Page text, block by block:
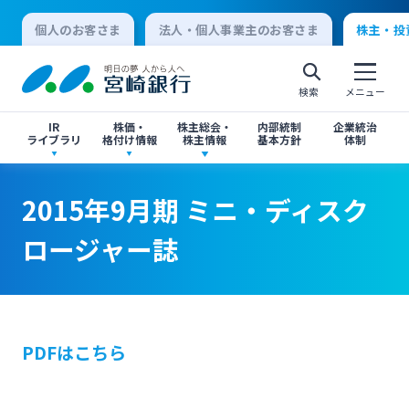
個人のお客さま 法人・個人事業主のお客さま 株主・
検索 メニュー
IR
ライブラリ
株価・
格付け情報
株主総会・
株主情報
内部統制
基本方針
企業統治
体制
決算短信
有価証券報告書・四半期報告書
株価情報
格付け情報
株主総会のご案内
中間配当のご案内
2015年9月期 ミニ・ディスクロージャー誌
2015年9月期 ミニ・ディスクロージャー誌
個人向けインターネットバンキング
ログオン
法人向けインターネットバンキング
2015年9月期 ミニ・ディスク
ロージャー誌
PDFはこちら